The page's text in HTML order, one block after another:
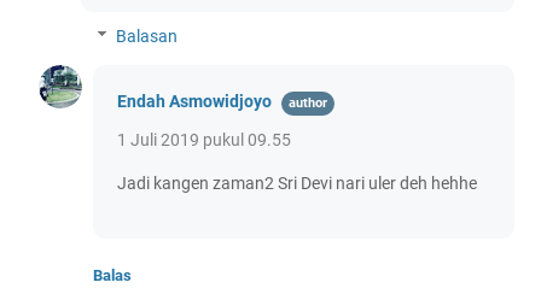
Balasan
Endah Asmowidjoyo
1 Juli 2019 pukul 09.55
Jadi kangen zaman2 Sri Devi nari uler deh hehhe
Balas